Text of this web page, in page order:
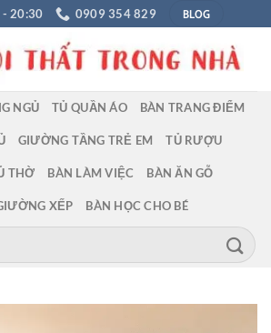
- 20:30 0909 354 829 BLOG
NGỦ TỦ QUẦN ÁO BÀN TRANG ĐIỂM
GIƯỜNG TẦNG TRẺ EM TỦ RƯỢU
THỜ BÀN LÀM VIỆC BÀN ĂN GỖ
XẾP BÀN HỌC CHO BÉ